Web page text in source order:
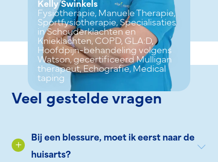
Fysiotherapie, Manuele Therapie,
Sportfysiotherapie, Specialisaties
in Schouderklachten en
Knieklachten, COPD, GLA:D,
Hoofdpijn-behandeling volgens
Watson, gecertificeerd Mulligan
therapeut, Echografie, Medical
taping
Veel gestelde vragen
Bij een blessure, moet ik eerst naar de
huisarts?